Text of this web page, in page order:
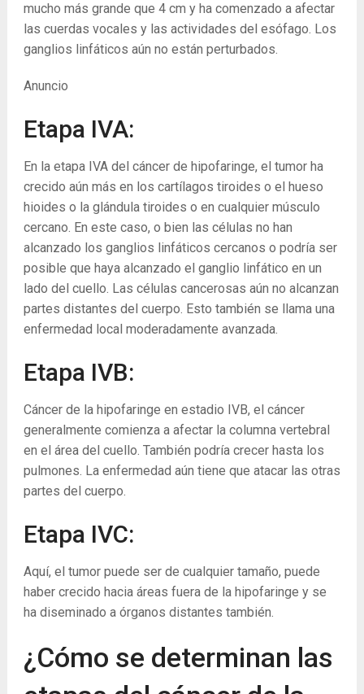
mucho más grande que 4 cm y ha comenzado a afectar
las cuerdas vocales y las actividades del esófago. Los
ganglios linfáticos aún no están perturbados.
Anuncio
Etapa IVA:
En la etapa IVA del cáncer de hipofaringe, el tumor ha
crecido aún más en los cartílagos tiroides o el hueso
hioides o la glándula tiroides o en cualquier músculo
cercano. En este caso, o bien las células no han
alcanzado los ganglios linfáticos cercanos o podría ser
posible que haya alcanzado el ganglio linfático en un
lado del cuello. Las células cancerosas aún no alcanzan
partes distantes del cuerpo. Esto también se llama una
enfermedad local moderadamente avanzada.
Etapa IVB:
Cáncer de la hipofaringe en estadio IVB, el cáncer
generalmente comienza a afectar la columna vertebral
en el área del cuello. También podría crecer hasta los
pulmones. La enfermedad aún tiene que atacar las otras
partes del cuerpo.
Etapa IVC:
Aquí, el tumor puede ser de cualquier tamaño, puede
haber crecido hacia áreas fuera de la hipofaringe y se
ha diseminado a órganos distantes también.
¿Cómo se determinan las